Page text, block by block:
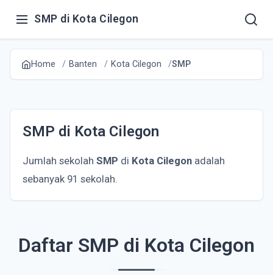
SMP di Kota Cilegon
Home Banten Kota Cilegon SMP
SMP di Kota Cilegon
Jumlah sekolah SMP di Kota Cilegon adalah
sebanyak 91 sekolah.
Daftar SMP di Kota Cilegon